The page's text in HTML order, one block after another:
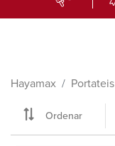
Hayamax Portateis
Ordenar